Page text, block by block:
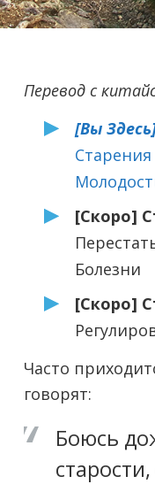
Перевод с
[Вы
[Скоро]
Болезни
[Скоро]
Часто
говорят:
Боюсь